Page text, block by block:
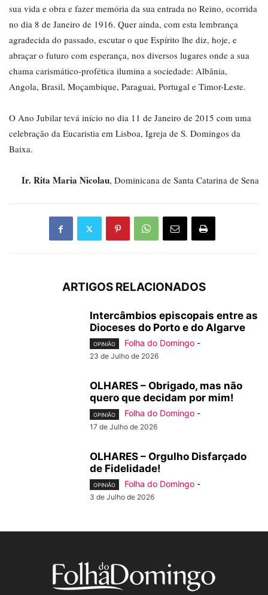
sua vida e obra e fazer memória da sua entrada no Reino, ocorrida
no dia 8 de Janeiro de 1916. Quer ainda, com esta lembrança
agradecida do passado, escutar o que Espírito lhe diz, hoje, e
abraçar o futuro com esperança, nos diversos lugares onde a sua
chama carismático-profética ilumina a sociedade: Albânia,
Angola, Brasil, Moçambique, Paraguai, Portugal e Timor-Leste.
O Ano Jubilar tevá início no dia 11 de Janeiro de 2015 com uma
celebração da Eucaristia em Lisboa, Igreja de S. Domingos da
Baixa.
Ir. Rita Maria Nicolau, Dominicana de Santa Catarina de Sena
ARTIGOS RELACIONADOS
Intercâmbios episcopais entre as
Dioceses do Porto e do Algarve
OPINIÃO Folha do Domingo -
23 de Julho de 2026
OLHARES – Obrigado, mas não
quero que decidam por mim!
OPINIÃO Folha do Domingo -
17 de Julho de 2026
OLHARES – Orgulho Disfarçado
de Fidelidade!
OPINIÃO Folha do Domingo -
3 de Julho de 2026